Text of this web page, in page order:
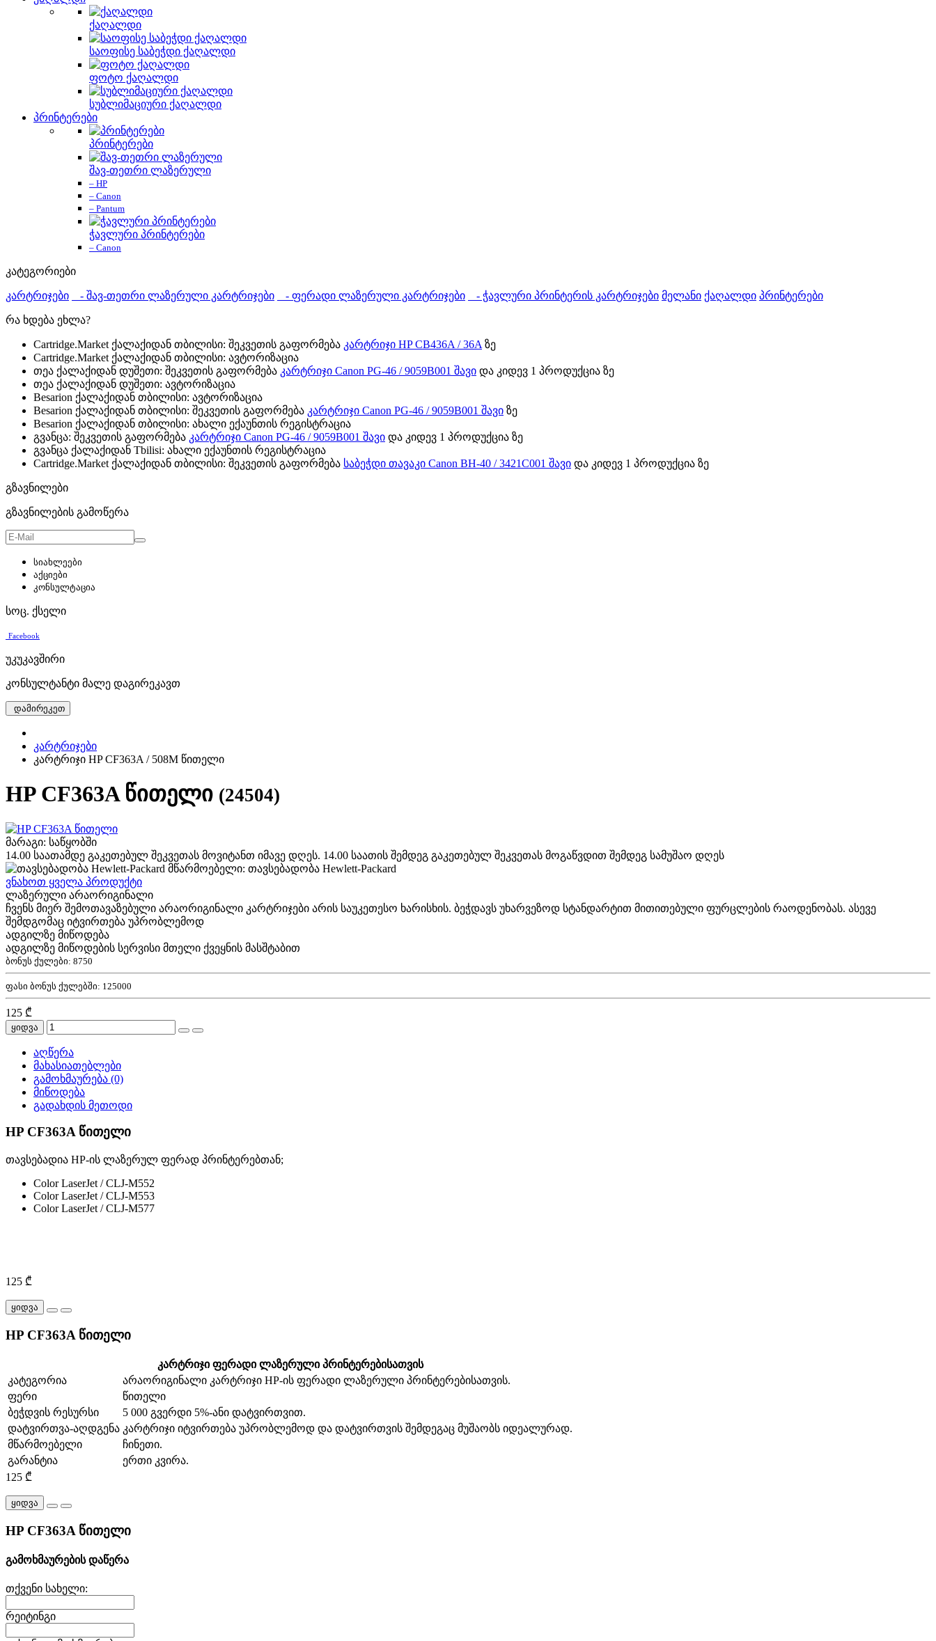
ქაღალდი
საოფისე საბეჭდი ქაღალდი
ფოტო ქაღალდი
სუბლიმაციური ქაღალდი
პრინტერები
პრინტერები
შავ-თეთრი ლაზერული
– HP
– Canon
– Pantum
ჭავლური პრინტერები
– Canon
კატეგორიები
კარტრიჯები - შავ-თეთრი ლაზერული კარტრიჯები - ფერადი ლაზერული კარტრიჯები - ჭავლური პრინტერის კარტრიჯები მელანი ქაღალდი პრინტერები
რა ხდება ეხლა?
Cartridge.Market ქალაქიდან თბილისი: შეკვეთის გაფორმება კარტრიჯი HP CB436A / 36A ზე
Cartridge.Market ქალაქიდან თბილისი: ავტორიზაცია
თეა ქალაქიდან დუშეთი: შეკვეთის გაფორმება კარტრიჯი Canon PG-46 / 9059B001 შავი და კიდევ 1 პროდუქცია ზე
თეა ქალაქიდან დუშეთი: ავტორიზაცია
Besarion ქალაქიდან თბილისი: ავტორიზაცია
Besarion ქალაქიდან თბილისი: შეკვეთის გაფორმება კარტრიჯი Canon PG-46 / 9059B001 შავი ზე
Besarion ქალაქიდან თბილისი: ახალი ექაუნთის რეგისტრაცია
გვანცა: შეკვეთის გაფორმება კარტრიჯი Canon PG-46 / 9059B001 შავი და კიდევ 1 პროდუქცია ზე
გვანცა ქალაქიდან Tbilisi: ახალი ექაუნთის რეგისტრაცია
Cartridge.Market ქალაქიდან თბილისი: შეკვეთის გაფორმება საბეჭდი თავაკი Canon BH-40 / 3421C001 შავი და კიდევ 1 პროდუქცია ზე
გზავნილები
გზავნილების გამოწერა
სიახლეები
აქციები
კონსულტაცია
სოც. ქსელი
Facebook
უკუკავშირი
კონსულტანტი მალე დაგირეკავთ
დამირეკეთ
კარტრიჯები
კარტრიჯი HP CF363A / 508M წითელი
HP CF363A წითელი (24504)
მარაგი: საწყობში
14.00 საათამდე გაკეთებულ შეკვეთას მოვიტანთ იმავე დღეს. 14.00 საათის შემდეგ გაკეთებულ შეკვეთას მოგაწვდით შემდეგ სამუშაო დღეს
მწარმოებელი: თავსებადობა Hewlett-Packard
ვნახოთ ყველა პროდუქტი
ლაზერული არაორიგინალი
ჩვენს მიერ შემოთავაზებული არაორიგინალი კარტრიჯები არის საუკეთესო ხარისხის. ბეჭდავს უხარვეზოდ სტანდარტით მითითებული ფურცლების რაოდენობას. ასევე
შემდგომაც იტვირთება უპრობლემოდ
ადგილზე მიწოდება
ადგილზე მიწოდების სერვისი მთელი ქვეყნის მასშტაბით
ბონუს ქულები: 8750
ფასი ბონუს ქულებში: 125000
125 ₾
ყიდვა
აღწერა
მახასიათებლები
გამოხმაურება (0)
მიწოდება
გადახდის მეთოდი
HP CF363A წითელი
თავსებადია HP-ის ლაზერულ ფერად პრინტერებთან;
Color LaserJet / CLJ-M552
Color LaserJet / CLJ-M553
Color LaserJet / CLJ-M577
125 ₾
ყიდვა
HP CF363A წითელი
კარტრიჯი ფერადი ლაზერული პრინტერებისათვის
კატეგორია
არაორიგინალი კარტრიჯი HP-ის ფერადი ლაზერული პრინტერებისათვის.
ფერი
წითელი
ბეჭდვის რესურსი
5 000 გვერდი 5%-ანი დატვირთვით.
დატვირთვა-აღდგენა კარტრიჯი იტვირთება უპრობლემოდ და დატვირთვის შემდეგაც მუშაობს იდეალურად.
მწარმოებელი
ჩინეთი.
გარანტია
ერთი კვირა.
125 ₾
ყიდვა
HP CF363A წითელი
გამოხმაურების დაწერა
თქვენი სახელი:
რეიტინგი